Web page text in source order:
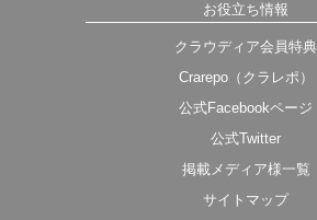
お役立ち情報
クラウディア会員特典
Crarepo（クラレポ）
公式Facebookページ
公式Twitter
掲載メディア様一覧
サイトマップ